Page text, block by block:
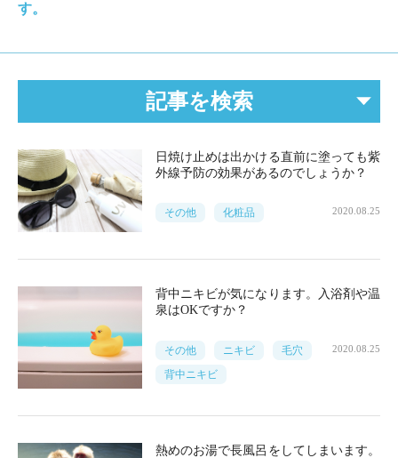
す。
記事を検索
日焼け止めは出かける直前に塗っても紫
外線予防の効果があるのでしょうか？
2020.08.25
その他 化粧品
背中ニキビが気になります。入浴剤や温
泉はOKですか？
2020.08.25
その他 ニキビ
毛穴
背中ニキビ
熱めのお湯で長風呂をしてしまいます。